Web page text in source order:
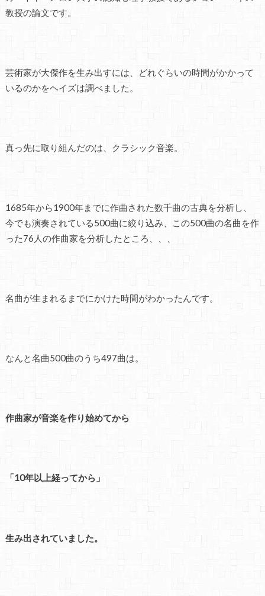
教授の論文です。
芸術家が大傑作を生み出すには、どれぐらいの時間がかかって
いるのかをヘイズは調べました。
真っ先に取り組んだのは、クラシック音楽。
1685年から1900年までに作曲された数千曲の古典を分析し、
今でも演奏されている500曲に絞り込み、この500曲の名曲を作
った76人の作曲家を分析したところ、、、
名曲が生まれるまでにかけた時間がわかったんです。
なんと名曲500曲のうち497曲は。
作曲家が音楽を作り始めてから
「10年以上経ってから」
生み出されていました。